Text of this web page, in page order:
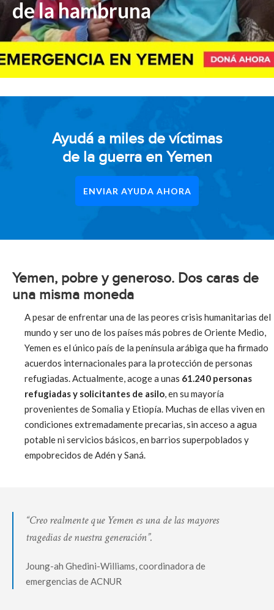
de la hambruna
Ayudá a miles de víctimas
de la guerra en Yemen
ENVIAR AYUDA AHORA
Yemen, pobre y generoso. Dos caras de
una misma moneda
A pesar de enfrentar una de las peores crisis humanitarias del
mundo y ser uno de los países más pobres de Oriente Medio,
Yemen es el único país de la península arábiga que ha firmado
acuerdos internacionales para la protección de personas
refugiadas. Actualmente, acoge a unas 61.240 personas
refugiadas y solicitantes de asilo, en su mayoría
provenientes de Somalia y Etiopía. Muchas de ellas viven en
condiciones extremadamente precarias, sin acceso a agua
potable ni servicios básicos, en barrios superpoblados y
empobrecidos de Adén y Saná.
“Creo realmente que Yemen es una de las mayores
tragedias de nuestra generación”.
Joung-ah Ghedini-Williams, coordinadora de
emergencias de ACNUR